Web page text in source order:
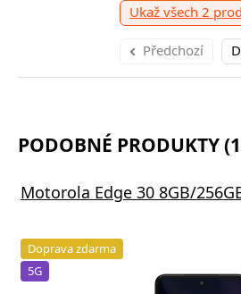
Ukaž všech 2
Předchozí
Přidat
PODOBNÉ PRODUKTY
Motorola Edge 30 8GB/
Doprava zdarma
5G